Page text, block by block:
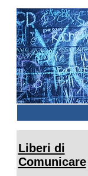
Liberi di
Comunicare